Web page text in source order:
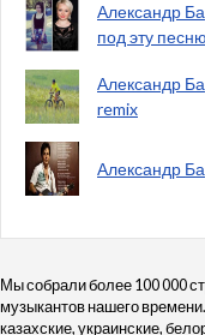
Александр
под эту
Александр
remix
Александр
Мы собрали более 100 000
музыкантов нашего
казахские, украинские,